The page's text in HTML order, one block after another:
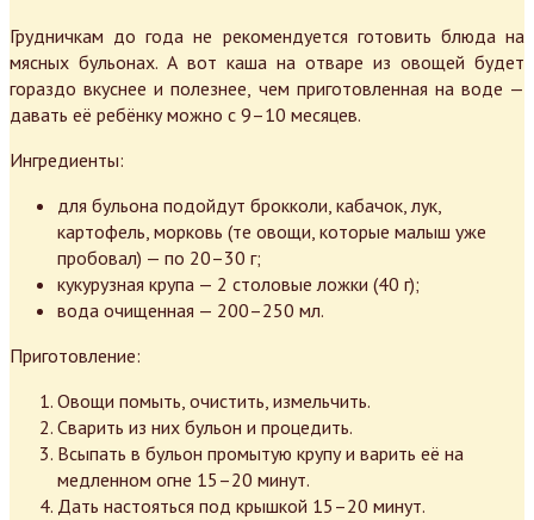
Грудничкам до года не рекомендуется готовить блюда на
мясных бульонах. А вот каша на отваре из овощей будет
гораздо вкуснее и полезнее, чем приготовленная на воде —
давать её ребёнку можно с 9–10 месяцев.
Ингредиенты:
для бульона подойдут брокколи, кабачок, лук,
картофель, морковь (те овощи, которые малыш уже
пробовал) — по 20–30 г;
кукурузная крупа — 2 столовые ложки (40 г);
вода очищенная — 200–250 мл.
Приготовление:
Овощи помыть, очистить, измельчить.
Сварить из них бульон и процедить.
Всыпать в бульон промытую крупу и варить её на
медленном огне 15–20 минут.
Дать настояться под крышкой 15–20 минут.